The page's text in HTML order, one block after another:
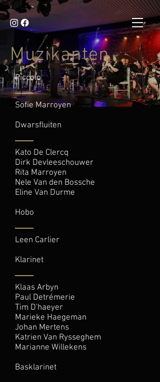
Muzikanten
Piccolo
Sofie Marroyen
Dwarsfluiten
Kato De Clercq
Dirk Devleeschouwer
Rita Marroyen
Nele Van den Bossche
Eline Van Durme
Hobo
Leen Carlier
Klarinet
Klaas Arbyn
Paul Detrémerie
Tim D'haeyer
Marieke Haegeman
Johan Mertens
Katrien Van Rysseghem
Marianne Willekens
Basklarinet